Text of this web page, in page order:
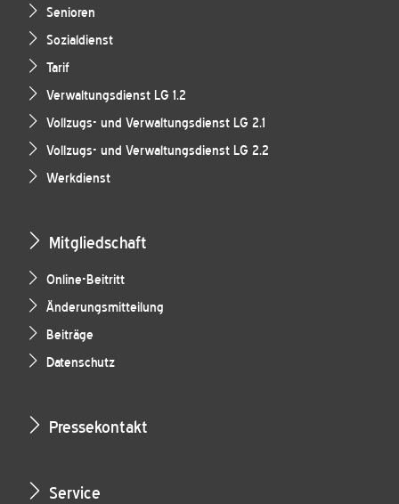
Senioren
Sozialdienst
Tarif
Verwaltungsdienst LG 1.2
Vollzugs- und Verwaltungsdienst LG 2.1
Vollzugs- und Verwaltungsdienst LG 2.2
Werkdienst
Mitgliedschaft
Online-Beitritt
Änderungsmitteilung
Beiträge
Datenschutz
Pressekontakt
Service